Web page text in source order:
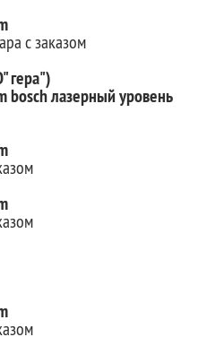
с заказом
гера")
лазерный уровень